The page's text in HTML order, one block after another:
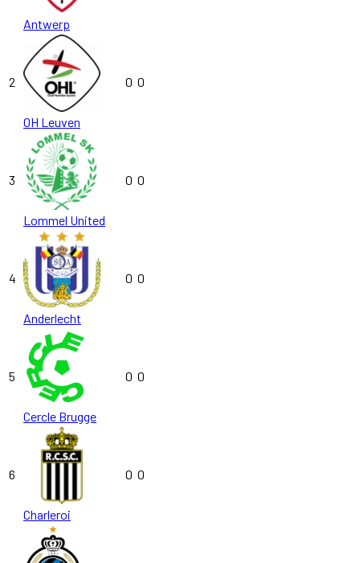
Antwerp
2
OH Leuven
0 0
3
Lommel United
0 0
4
Anderlecht
0 0
5
Cercle Brugge
0 0
6
Charleroi
0 0